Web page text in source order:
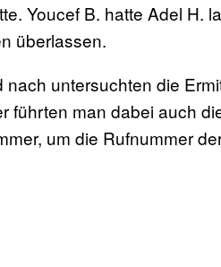
Youcef B. hatte Adel H.
überlassen.
nach untersuchten die
führten man dabei auch
um die Rufnummer